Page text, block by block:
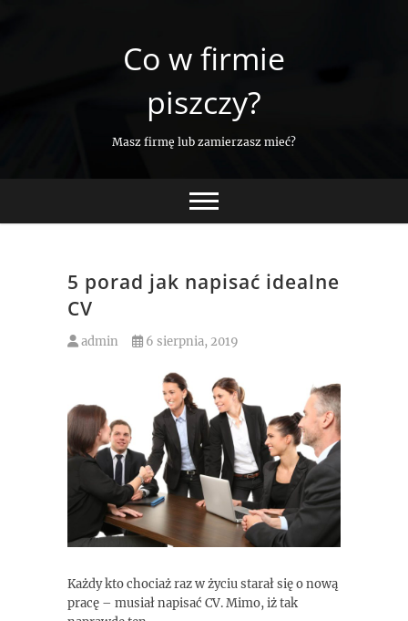
Co w firmie
piszczy?
Masz firmę lub zamierzasz mieć?
5 porad jak napisać idealne
CV
admin 6 sierpnia, 2019
Każdy kto chociaż raz w życiu starał się o nową
pracę – musiał napisać CV. Mimo, iż tak